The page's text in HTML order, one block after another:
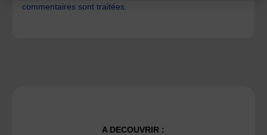
commentaires sont traitées
A DECOUVRIR :